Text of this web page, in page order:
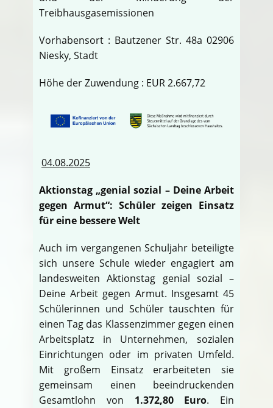
Treibhausgasemissionen
Vorhabensort : Bautzener Str. 48a 02906
Niesky, Stadt
Höhe der Zuwendung : EUR 2.667,72
04.08.2025
Aktionstag „genial sozial – Deine Arbeit
gegen Armut“: Schüler zeigen Einsatz
für eine bessere Welt
Auch im vergangenen Schuljahr beteiligte
sich unsere Schule wieder engagiert am
landesweiten Aktionstag genial sozial –
Deine Arbeit gegen Armut. Insgesamt 45
Schülerinnen und Schüler tauschten für
einen Tag das Klassenzimmer gegen einen
Arbeitsplatz in Unternehmen, sozialen
Einrichtungen oder im privaten Umfeld.
Mit großem Einsatz erarbeiteten sie
gemeinsam einen beeindruckenden
Gesamtlohn von 1.372,80 Euro. Ein